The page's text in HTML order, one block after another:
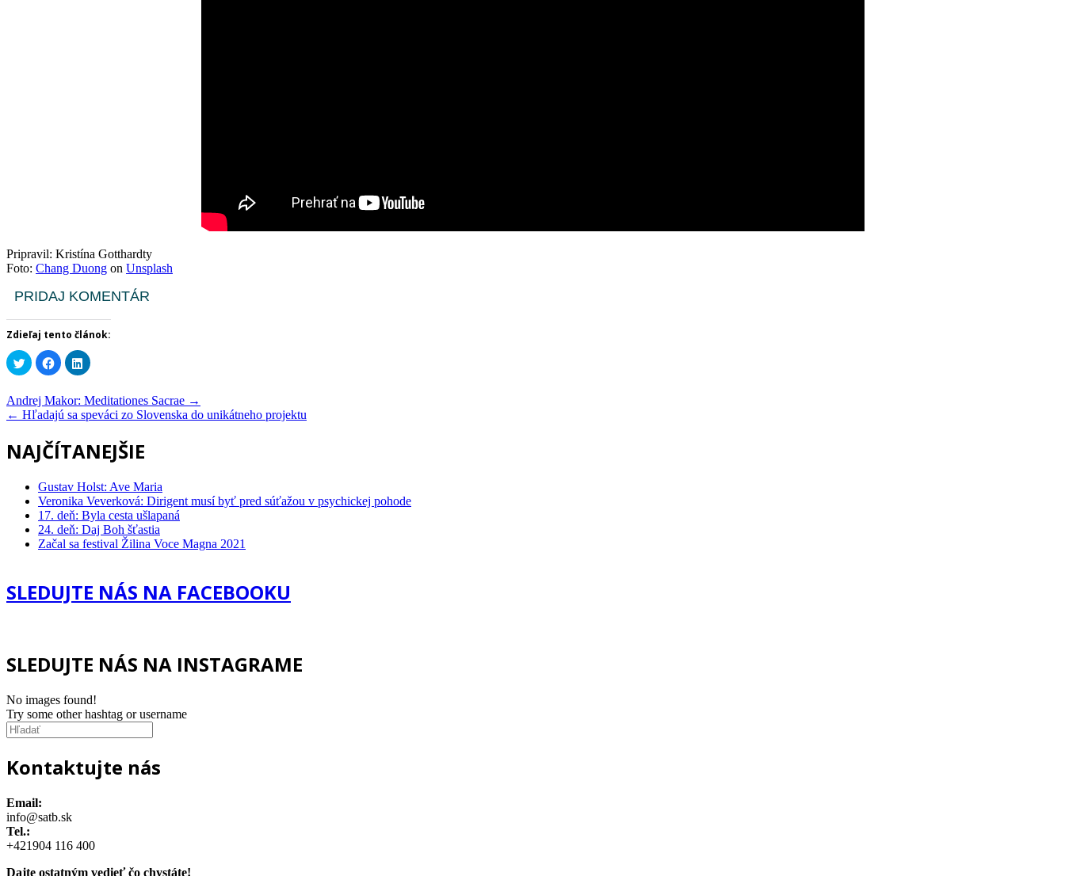
Pripravil: Kristína Gotthardty
Foto: Chang Duong on Unsplash
PRIDAJ KOMENTÁR
Zdieľaj tento článok:
Kliknite
pre
zdieľanie
službe
Twitter(Otvorí
sa
okne)
Kliknite
pre
zdieľanie
Facebooku(Otvorí
sa
v
Kliknite
pre
službe
LinkedIn(Otvorí
sa
okne)
Post
navigation
Andrej Makor: Meditationes Sacrae →
← Hľadajú sa speváci zo Slovenska do unikátneho projektu
NAJČÍTANEJŠIE
Gustav Holst: Ave Maria
Veronika Veverková: Dirigent musí byť pred súťažou v psychickej pohode
17. deň: Byla cesta ušlapaná
24. deň: Daj Boh šťastia
Začal sa festival Žilina Voce Magna 2021
SLEDUJTE NÁS NA FACEBOOKU
SLEDUJTE NÁS NA INSTAGRAME
No images found!
Try some other hashtag or username
Kontaktujte nás
Email:
info@satb.sk
Tel.:
+421904 116 400
Dajte ostatným vedieť čo chystáte!